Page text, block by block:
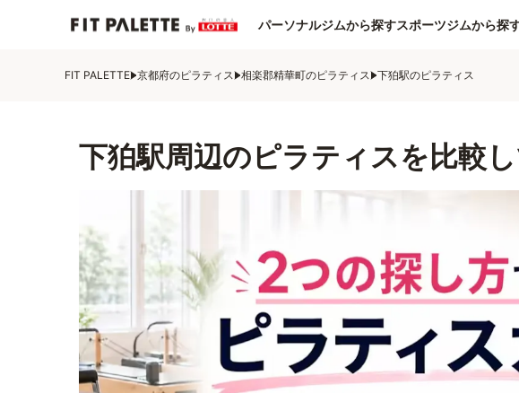
パーソナルジムから探すスポーツジムから探
FIT PALETTE 京都府のピラティス 相楽郡精華町のピラティス 下狛駅のピラティス
下狛駅周辺のピラティスを比較